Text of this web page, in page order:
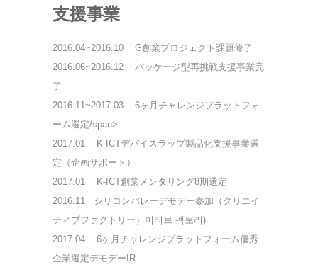
支援事業
2016.04~2016.10
G創業プロジェクト課題修了
2016.06~2016.12
パッケージ型再挑戦支援事業完
了
2016.11~2017.03
6ヶ月チャレンジプラットフォ
ーム選定/span>
2017.01
K-ICTデバイスラップ製品化支援事業選
定（企画サポート）
2017.01
K-ICT創業メンタリング8期選定
2016.11
シリコンバレーデモデー参加（クリエイ
ティブファクトリー）이티브 팩토리)
2017.04
6ヶ月チャレンジプラットフォーム優秀
企業選定デモデーIR